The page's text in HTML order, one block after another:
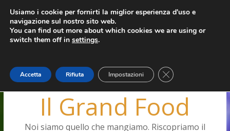
Salta
contenuto
giovedì, Agosto 6, 2026
Ultimo: Capodimonte, ritorna la tavola di corte
Pizza a Corte
Le carote, alleate della pelle e non solo
Il Grand Food
Noi siamo quello che mangiamo. Riscopriamo il
Usiamo i cookie per fornirti la miglior esperienza d'uso e
navigazione sul nostro sito web.
You can find out more about which cookies we are using or
switch them off in settings.
Accetta Rifiuta Impostazioni Close GDPR